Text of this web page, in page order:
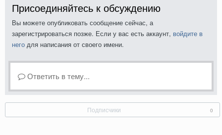
Присоединяйтесь к обсуждению
Вы можете опубликовать сообщение сейчас, а
зарегистрироваться позже. Если у вас есть аккаунт, войдите в
него для написания от своего имени.
Ответить в тему...
Подписчики 0